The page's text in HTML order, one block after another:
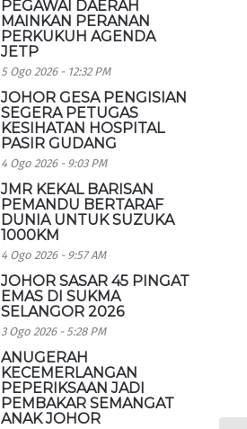
PEGAWAI DAERAH
MAINKAN PERANAN
PERKUKUH AGENDA
JETP
5 Ogo 2026 - 12:32 PM
JOHOR GESA PENGISIAN
SEGERA PETUGAS
KESIHATAN HOSPITAL
PASIR GUDANG
4 Ogo 2026 - 9:03 PM
JMR KEKAL BARISAN
PEMANDU BERTARAF
DUNIA UNTUK SUZUKA
1000KM
4 Ogo 2026 - 9:57 AM
JOHOR SASAR 45 PINGAT
EMAS DI SUKMA
SELANGOR 2026
3 Ogo 2026 - 5:28 PM
ANUGERAH
KECEMERLANGAN
PEPERIKSAAN JADI
PEMBAKAR SEMANGAT
ANAK JOHOR